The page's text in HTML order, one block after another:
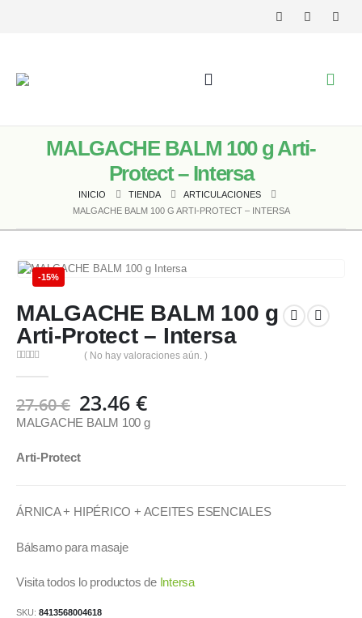
MALGACHE BALM 100 g Arti-
Protect – Intersa
INICIO TIENDA
ARTICULACIONES
MALGACHE BALM 100 G ARTI-PROTECT – INTERSA
-15%
MALGACHE BALM 100 g
Arti-Protect – Intersa
( No hay valoraciones aún. )
27.60€ El
precio
era:
23.46€
precio
MALGACHE BALM 100 g
Arti-Protect
ÁRNICA + HIPÉRICO + ACEITES ESENCIALES
Bálsamo para masaje
Visita todos lo productos de Intersa
SKU: 8413568004618